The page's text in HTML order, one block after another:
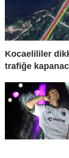
Kocaelililer
trafiğe